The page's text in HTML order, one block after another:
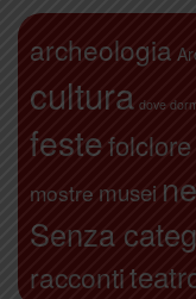
archeologia
cultura dove
festefolclore
mostre musei
Senza
racconti